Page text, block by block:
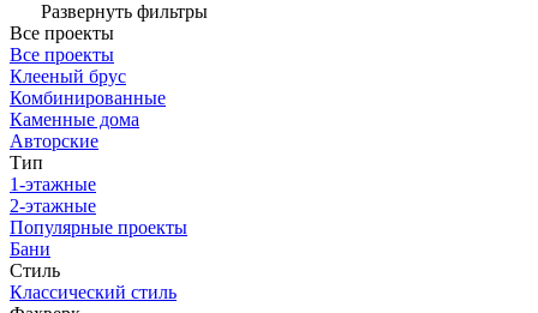
Развернуть фильтры
Все проекты
Все проекты
Клееный брус
Комбинированные
Каменные дома
Авторские
Тип
1-этажные
2-этажные
Популярные проекты
Бани
Стиль
Классический стиль